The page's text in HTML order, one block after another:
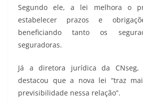
Segundo ele, a lei melhora o
estabelecer prazos e
beneficiando tanto os
seguradoras.
Já a diretora jurídica da CNseg,
destacou que a nova lei “traz
previsibilidade nessa relação”.